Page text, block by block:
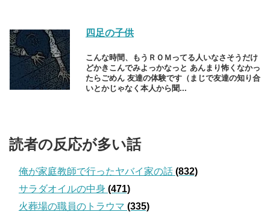
四足の子供
こんな時間、もうＲＯＭってる人いなさそうだけ
どかきこんでみよっかなっと あんまり怖くなかっ
たらごめん 友達の体験です（まじで友達の知り合
いとかじゃなく本人から聞...
読者の反応が多い話
俺が家庭教師で行ったヤバイ家の話 (832)
サラダオイルの中身 (471)
火葬場の職員のトラウマ (335)